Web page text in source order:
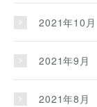
2021年10月
2021年9月
2021年8月